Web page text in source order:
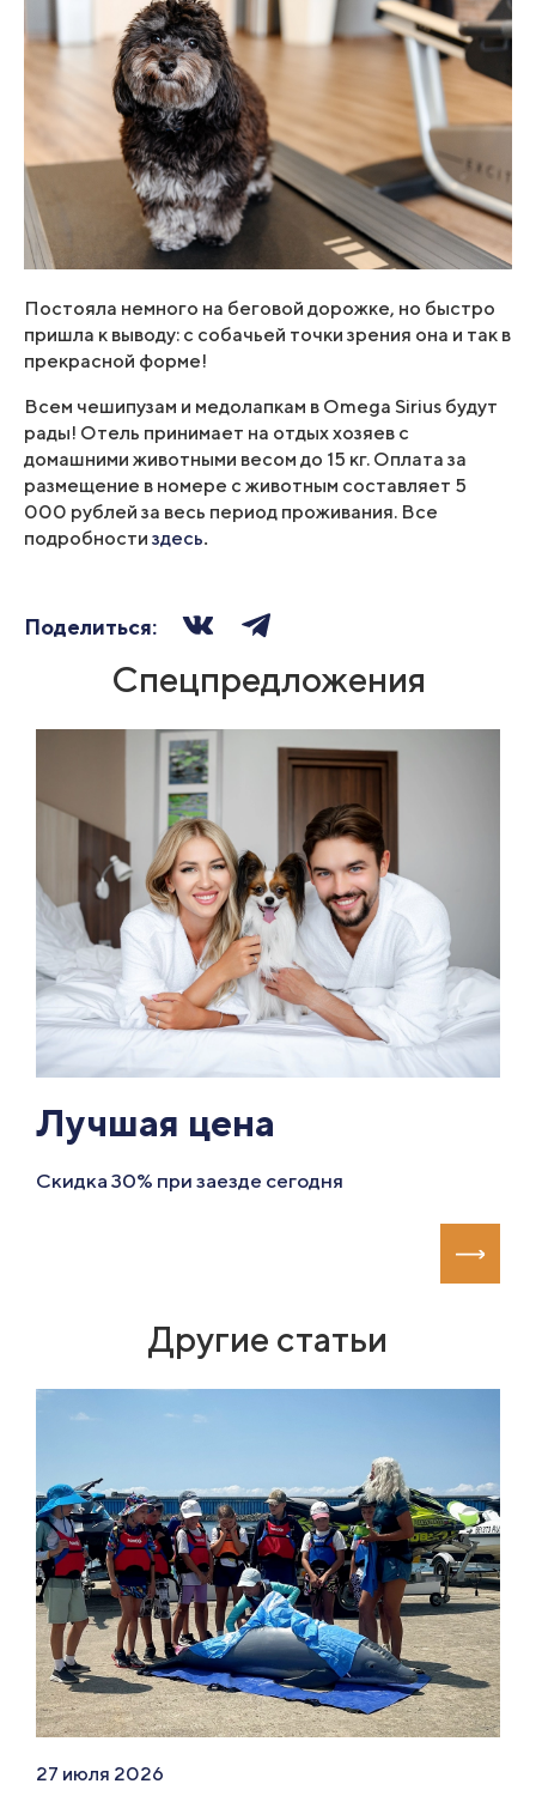
Постояла немного на беговой дорожке, но быстро
пришла к выводу: с собачьей точки зрения она и так в
прекрасной форме!
Всем чешипузам и медолапкам в Omega Sirius будут
рады! Отель принимает на отдых хозяев с
домашними животными весом до 15 кг. Оплата за
размещение в номере с животным составляет 5
000 рублей за весь период проживания. Все
подробности здесь.
Поделиться:
Спецпредложения
Лучшая цена
Скидка 30% при заезде сегодня
Другие статьи
27 июля 2026